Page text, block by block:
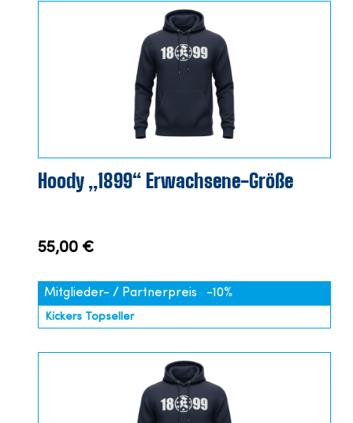
Hoody „1899“ Erwachsene-Größe
55,00 €
Mitglieder- / Partnerpreis -10%
Kickers Topseller